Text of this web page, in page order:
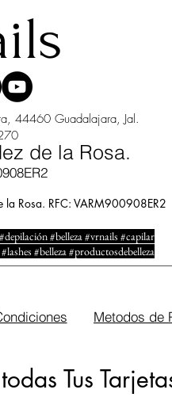
44460 Guadalajara, Jal.
de la Rosa.
Rosa. RFC: VARM900908ER2
#belleza #vrnails #capilar
#belleza #productosdebelleza
Metodos de
Tus